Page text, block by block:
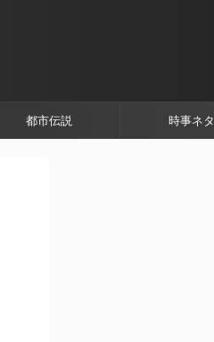
都市伝説 時事ネタ